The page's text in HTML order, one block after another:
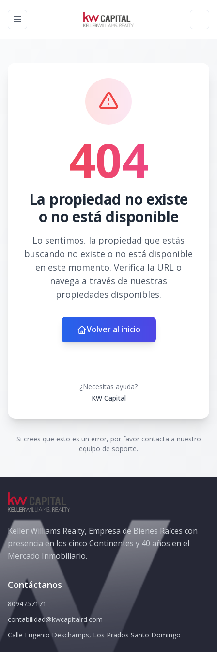
Toggle navigation menu
404
La propiedad no existe
o no está disponible
Lo sentimos, la propiedad que estás
buscando no existe o no está disponible
en este momento. Verifica la URL o
navega a través de nuestras
propiedades disponibles.
Volver al inicio
¿Necesitas ayuda?
KW Capital
Si crees que esto es un error, por favor contacta a nuestro
equipo de soporte.
Keller Williams Realty, Empresa de Bienes Raíces con
presencia en los cinco Continentes y 40 años en el
Mercado Inmobiliario.
Contáctanos
8094757171
contabilidad@kwcapitalrd.com
Calle Eugenio Deschamps, Los Prados Santo Domingo